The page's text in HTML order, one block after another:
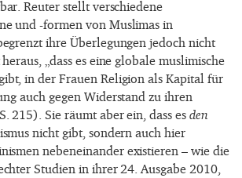
Reuter stellt verschiedene
und -formen von Muslimas in
ihre Überlegungen jedoch nicht
„dass es eine globale muslimische
in der Frauen Religion als Kapital für
auch gegen Widerstand zu ihren
215). Sie räumt aber ein, dass es den
nicht gibt, sondern auch hier
nebeneinander existieren – wie die
Studien in ihrer 24. Ausgabe 2010,